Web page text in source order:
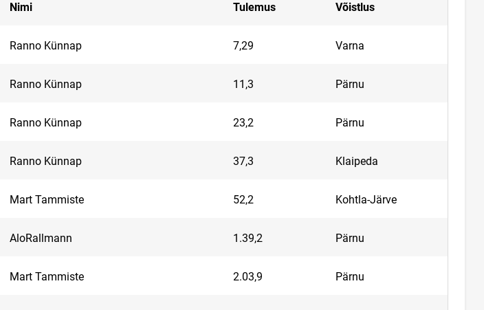
Nimi Tulemus Võistlus
Ranno Künnap 7,29 Varna
Ranno Künnap 11,3 Pärnu
Ranno Künnap 23,2 Pärnu
Ranno Künnap 37,3 Klaipeda
Mart Tammiste 52,2 Kohtla-Järve
AloRallmann 1.39,2 Pärnu
Mart Tammiste 2.03,9 Pärnu